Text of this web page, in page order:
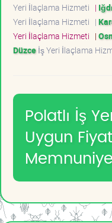
Yeri İlaçlama Hizmeti |
Yeri İlaçlama Hizmeti |
Yeri İlaçlama Hizmeti |
Düzceİş Yeri İlaçlama
Polatlı İş
Uygun